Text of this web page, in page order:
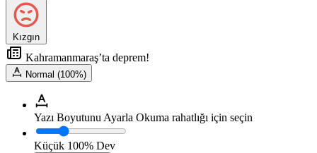
Kızgın
Kahramanmaraş’ta deprem!
Normal (100%)
Yazı Boyutunu Ayarla Okuma rahatlığı için seçin
Küçük 100% Dev